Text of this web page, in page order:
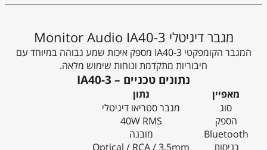
מגבר דיגיטלי Monitor Audio IA40-3
המגבר הקומפקטי IA40-3 מספק איכות שמע גבוהה במיוחד עם
חיבוריות מתקדמת ונוחות שימוש מלאה.
נתונים טכניים – IA40-3
מאפיין
נתון
סוג
מגבר סטריאו דיגיטלי
הספק
40W RMS
Bluetooth
מובנה
כניסות
Optical / RCA / 3.5mm